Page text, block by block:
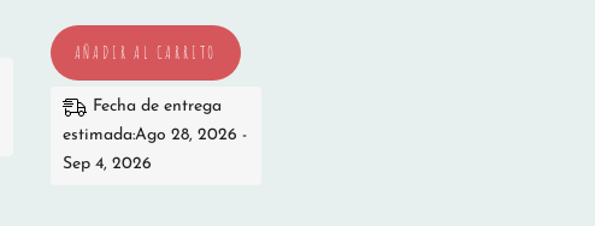
AÑADIR AL CARRITO
Fecha de entrega
estimada:Ago 28, 2026 -
Sep 4, 2026